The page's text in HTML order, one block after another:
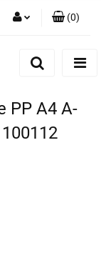
(0)
PP A4 A-